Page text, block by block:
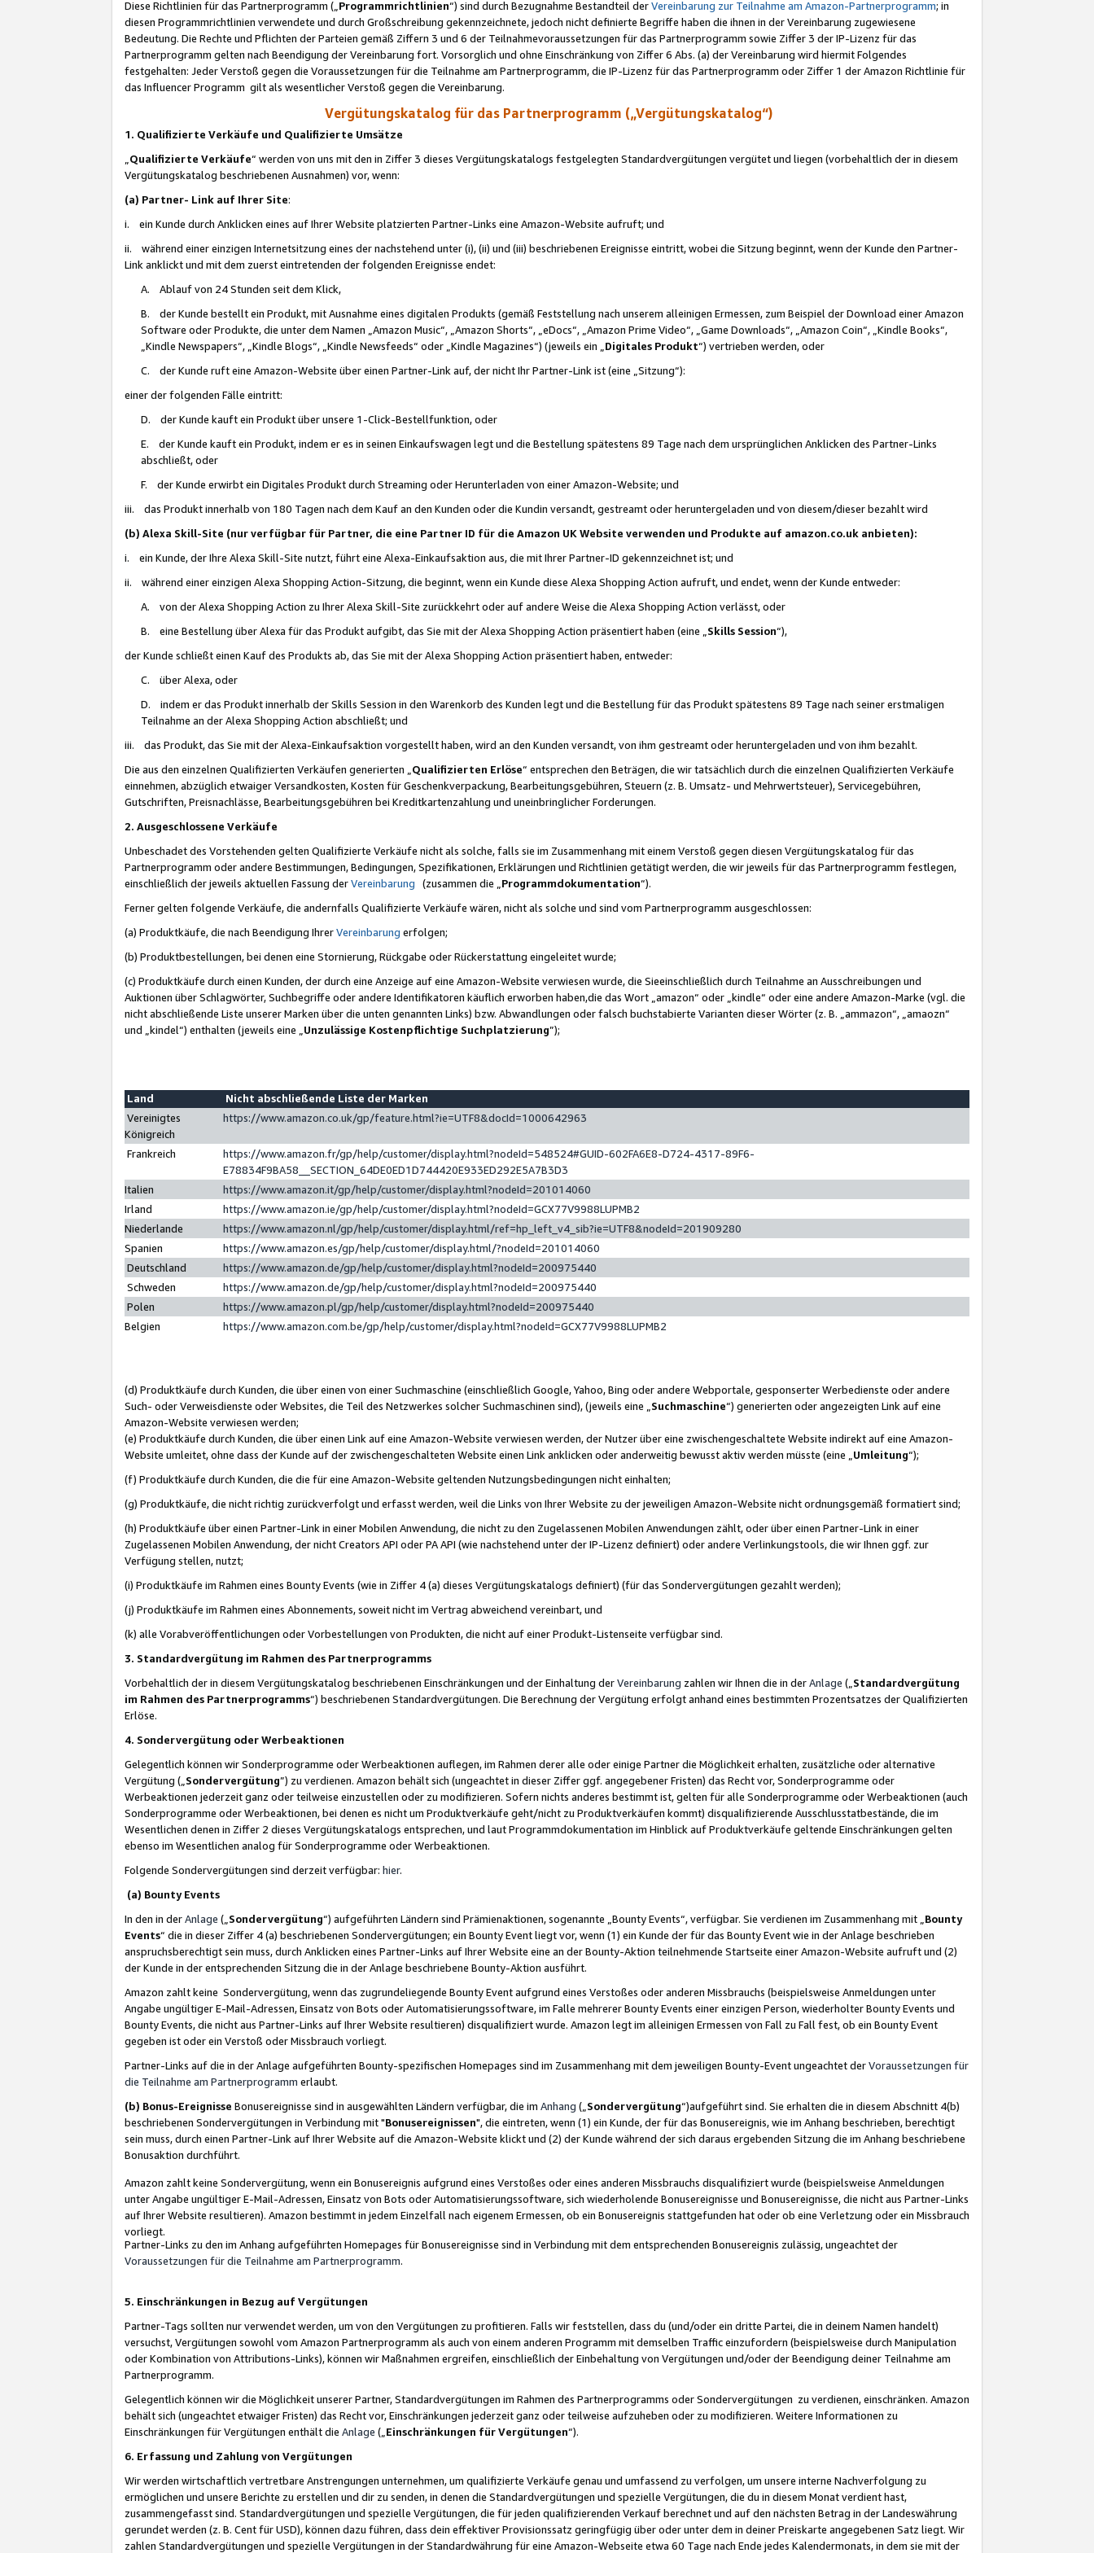
Diese Richtlinien für das Partnerprogramm („Programmrichtlinien“) sind durch Bezugnahme Bestandteil derVereinbarung zur Teilnahme am Amazon-Partnerprogramm; in
diesen Programmrichtlinien verwendete und durch Großschreibung gekennzeichnete, jedoch nicht definierte Begriffe haben die ihnen in der Vereinbarung zugewiesene
Bedeutung. Die Rechte und Pflichten der Parteien gemäß Ziffern 3 und 6 der Teilnahmevoraussetzungen für das Partnerprogramm sowie Ziffer 3 der IP-Lizenz für das
Partnerprogramm gelten nach Beendigung der Vereinbarung fort. Vorsorglich und ohne Einschränkung von Ziffer 6 Abs. (a) der Vereinbarung wird hiermit Folgendes
festgehalten: Jeder Verstoß gegen die Voraussetzungen für die Teilnahme am Partnerprogramm, die IP-Lizenz für das Partnerprogramm oder Ziffer 1 der Amazon Richtlinie für
das Influencer Programm gilt als wesentlicher Verstoß gegen die Vereinbarung.
Vergütungskatalog für das Partnerprogramm („Vergütungskatalog“)
1. Qualifizierte Verkäufe und Qualifizierte Umsätze
Qualifizierte Verkäufe“ werden von uns mit den in Ziffer 3 dieses Vergütungskatalogs festgelegten Standardvergütungen vergütet und liegen (vorbehaltlich der in diesem
Vergütungskatalog beschriebenen Ausnahmen) vor, wenn:
(a) Partner- Link auf Ihrer Site:
i. ein Kunde durch Anklicken eines auf Ihrer Website platzierten Partner-Links eine Amazon-Website aufruft; und
ii. während einer einzigen Internetsitzung eines der nachstehend unter (i), (ii) und (iii) beschriebenen Ereignisse eintritt, wobei die Sitzung beginnt, wenn der Kunde den Partner-
Link anklickt und mit dem zuerst eintretenden der folgenden Ereignisse endet:
A. Ablauf von 24 Stunden seit dem Klick,
B. der Kunde bestellt ein Produkt, mit Ausnahme eines digitalen Produkts (gemäß Feststellung nach unserem alleinigen Ermessen, zum Beispiel der Download einer Amazon
Software oder Produkte, die unter dem Namen „Amazon Music“, „Amazon Shorts“, „eDocs“, „Amazon Prime Video“, „Game Downloads“, „Amazon Coin“, „Kindle Books“,
„Kindle Newspapers“, „Kindle Blogs“, „Kindle Newsfeeds“ oder „Kindle Magazines“) (jeweils ein „ Digitales Produkt“) vertrieben werden, oder
C. der Kunde ruft eine Amazon-Website über einen Partner-Link auf, der nicht Ihr Partner-Link ist (eine „Sitzung“):
einer der folgenden Fälle eintritt:
D. der Kunde kauft ein Produkt über unsere 1-Click-Bestellfunktion, oder
E. der Kunde kauft ein Produkt, indem er es in seinen Einkaufswagen legt und die Bestellung spätestens 89 Tage nach dem ursprünglichen Anklicken des Partner-Links
abschließt, oder
F. der Kunde erwirbt ein Digitales Produkt durch Streaming oder Herunterladen von einer Amazon-Website; und
iii. das Produkt innerhalb von 180 Tagen nach dem Kauf an den Kunden oder die Kundin versandt, gestreamt oder heruntergeladen und von diesem/dieser bezahlt wird
(b) Alexa Skill-Site (nur verfügbar für Partner, die eine Partner ID für die Amazon UK Website verwenden und Produkte auf amazon.co.uk anbieten):
i. ein Kunde, der Ihre Alexa Skill-Site nutzt, führt eine Alexa-Einkaufsaktion aus, die mit Ihrer Partner-ID gekennzeichnet ist; und
ii. während einer einzigen Alexa Shopping Action-Sitzung, die beginnt, wenn ein Kunde diese Alexa Shopping Action aufruft, und endet, wenn der Kunde entweder:
A. von der Alexa Shopping Action zu Ihrer Alexa Skill-Site zurückkehrt oder auf andere Weise die Alexa Shopping Action verlässt, oder
B. eine Bestellung über Alexa für das Produkt aufgibt, das Sie mit der Alexa Shopping Action präsentiert haben (eine „ Skills Session“),
der Kunde schließt einen Kauf des Produkts ab, das Sie mit der Alexa Shopping Action präsentiert haben, entweder:
C. über Alexa, oder
D. indem er das Produkt innerhalb der Skills Session in den Warenkorb des Kunden legt und die Bestellung für das Produkt spätestens 89 Tage nach seiner erstmaligen
Teilnahme an der Alexa Shopping Action abschließt; und
iii. das Produkt, das Sie mit der Alexa-Einkaufsaktion vorgestellt haben, wird an den Kunden versandt, von ihm gestreamt oder heruntergeladen und von ihm bezahlt.
Die aus den einzelnen Qualifizierten Verkäufen generierten „ Qualifizierten Erlöse“ entsprechen den Beträgen, die wir tatsächlich durch die einzelnen Qualifizierten Verkäufe
einnehmen, abzüglich etwaiger Versandkosten, Kosten für Geschenkverpackung, Bearbeitungsgebühren, Steuern (z. B. Umsatz- und Mehrwertsteuer), Servicegebühren,
Gutschriften, Preisnachlässe, Bearbeitungsgebühren bei Kreditkartenzahlung und uneinbringlicher Forderungen.
2. Ausgeschlossene Verkäufe
Unbeschadet des Vorstehenden gelten Qualifizierte Verkäufe nicht als solche, falls sie im Zusammenhang mit einem Verstoß gegen diesen Vergütungskatalog für das
Partnerprogramm oder andere Bestimmungen, Bedingungen, Spezifikationen, Erklärungen und Richtlinien getätigt werden, die wir jeweils für das Partnerprogramm festlegen,
einschließlich der jeweils aktuellen Fassung derVereinbarung (zusammen die „ Programmdokumentation“).
Ferner gelten folgende Verkäufe, die andernfalls Qualifizierte Verkäufe wären, nicht als solche und sind vom Partnerprogramm ausgeschlossen:
(a) Produktkäufe, die nach Beendigung IhrerVereinbarung erfolgen;
(b) Produktbestellungen, bei denen eine Stornierung, Rückgabe oder Rückerstattung eingeleitet wurde;
(c) Produktkäufe durch einen Kunden, der durch eine Anzeige auf eine Amazon-Website verwiesen wurde, die Sieeinschließlich durch Teilnahme an Ausschreibungen und
Auktionen über Schlagwörter, Suchbegriffe oder andere Identifikatoren käuflich erworben haben,die das Wort „amazon“ oder „kindle“ oder eine andere Amazon-Marke (vgl. die
nicht abschließende Liste unserer Marken über die unten genannten Links) bzw. Abwandlungen oder falsch buchstabierte Varianten dieser Wörter (z. B. „ammazon“, „amaozn“
und „kindel“) enthalten (jeweils eine „ Unzulässige Kostenpflichtige Suchplatzierung”);
Land
Nicht abschließende Liste der Marken
Vereinigtes
Königreich
https://www.amazon.co.uk/gp/feature.html?ie=UTF8&docId=1000642963
Frankreich
https://www.amazon.fr/gp/help/customer/display.html?nodeId=548524#GUID-602FA6E8-D724-4317-89F6-
E78834F9BA58__SECTION_64DE0ED1D744420E933ED292E5A7B3D3
Italien
https://www.amazon.it/gp/help/customer/display.html?nodeId=201014060
Irland
https://www.amazon.ie/gp/help/customer/display.html?nodeId=GCX77V9988LUPMB2
Niederlande
https://www.amazon.nl/gp/help/customer/display.html/ref=hp_left_v4_sib?ie=UTF8&nodeId=201909280
Spanien
https://www.amazon.es/gp/help/customer/display.html/?nodeId=201014060
Deutschland
https://www.amazon.de/gp/help/customer/display.html?nodeId=200975440
Schweden
https://www.amazon.de/gp/help/customer/display.html?nodeId=200975440
Polen
https://www.amazon.pl/gp/help/customer/display.html?nodeId=200975440
Belgien
https://www.amazon.com.be/gp/help/customer/display.html?nodeId=GCX77V9988LUPMB2
(d) Produktkäufe durch Kunden, die über einen von einer Suchmaschine (einschließlich Google, Yahoo, Bing oder andere Webportale, gesponserter Werbedienste oder andere
Such- oder Verweisdienste oder Websites, die Teil des Netzwerkes solcher Suchmaschinen sind), (jeweils eine „ Suchmaschine“) generierten oder angezeigten Link auf eine
Amazon-Website verwiesen werden;
(e) Produktkäufe durch Kunden, die über einen Link auf eine Amazon-Website verwiesen werden, der Nutzer über eine zwischengeschaltete Website indirekt auf eine Amazon-
Website umleitet, ohne dass der Kunde auf der zwischengeschalteten Website einen Link anklicken oder anderweitig bewusst aktiv werden müsste (eine „ Umleitung“);
(f) Produktkäufe durch Kunden, die die für eine Amazon-Website geltenden Nutzungsbedingungen nicht einhalten;
(g) Produktkäufe, die nicht richtig zurückverfolgt und erfasst werden, weil die Links von Ihrer Website zu der jeweiligen Amazon-Website nicht ordnungsgemäß formatiert sind;
(h) Produktkäufe über einen Partner-Link in einer Mobilen Anwendung, die nicht zu den Zugelassenen Mobilen Anwendungen zählt, oder über einen Partner-Link in einer
Zugelassenen Mobilen Anwendung, der nicht Creators API oder PA API (wie nachstehend unter der IP-Lizenz definiert) oder andere Verlinkungstools, die wir Ihnen ggf. zur
Verfügung stellen, nutzt;
(i) Produktkäufe im Rahmen eines Bounty Events (wie in Ziffer 4 (a) dieses Vergütungskatalogs definiert) (für das Sondervergütungen gezahlt werden);
(j) Produktkäufe im Rahmen eines Abonnements, soweit nicht im Vertrag abweichend vereinbart, und
(k) alle Vorabveröffentlichungen oder Vorbestellungen von Produkten, die nicht auf einer Produkt-Listenseite verfügbar sind.
3. Standardvergütung im Rahmen des Partnerprogramms
Vorbehaltlich der in diesem Vergütungskatalog beschriebenen Einschränkungen und der Einhaltung derVereinbarung zahlen wir Ihnen die in derAnlage („ Standardvergütung
im Rahmen des Partnerprogramms“) beschriebenen Standardvergütungen. Die Berechnung der Vergütung erfolgt anhand eines bestimmten Prozentsatzes der Qualifizierten
Erlöse.
4. Sondervergütung oder Werbeaktionen
Gelegentlich können wir Sonderprogramme oder Werbeaktionen auflegen, im Rahmen derer alle oder einige Partner die Möglichkeit erhalten, zusätzliche oder alternative
Vergütung („ Sondervergütung”) zu verdienen. Amazon behält sich (ungeachtet in dieser Ziffer ggf. angegebener Fristen) das Recht vor, Sonderprogramme oder
Werbeaktionen jederzeit ganz oder teilweise einzustellen oder zu modifizieren. Sofern nichts anderes bestimmt ist, gelten für alle Sonderprogramme oder Werbeaktionen (auch
Sonderprogramme oder Werbeaktionen, bei denen es nicht um Produktverkäufe geht/nicht zu Produktverkäufen kommt) disqualifizierende Ausschlusstatbestände, die im
Wesentlichen denen in Ziffer 2 dieses Vergütungskatalogs entsprechen, und laut Programmdokumentation im Hinblick auf Produktverkäufe geltende Einschränkungen gelten
ebenso im Wesentlichen analog für Sonderprogramme oder Werbeaktionen.
Folgende Sondervergütungen sind derzeit verfügbar: hier.
(a) Bounty Events
In den in derAnlage („ Sondervergütung“) aufgeführten Ländern sind Prämienaktionen, sogenannte „Bounty Events“, verfügbar. Sie verdienen im Zusammenhang mit „ Bounty
Events“ die in dieser Ziffer 4 (a) beschriebenen Sondervergütungen; ein Bounty Event liegt vor, wenn (1) ein Kunde der für das Bounty Event wie in der Anlage beschrieben
anspruchsberechtigt sein muss, durch Anklicken eines Partner-Links auf Ihrer Website eine an der Bounty-Aktion teilnehmende Startseite einer Amazon-Website aufruft und (2)
der Kunde in der entsprechenden Sitzung die in der Anlage beschriebene Bounty-Aktion ausführt.
Amazon zahlt keine Sondervergütung, wenn das zugrundeliegende Bounty Event aufgrund eines Verstoßes oder anderen Missbrauchs (beispielsweise Anmeldungen unter
Angabe ungültiger E-Mail-Adressen, Einsatz von Bots oder Automatisierungssoftware, im Falle mehrerer Bounty Events einer einzigen Person, wiederholter Bounty Events und
Bounty Events, die nicht aus Partner-Links auf Ihrer Website resultieren) disqualifiziert wurde. Amazon legt im alleinigen Ermessen von Fall zu Fall fest, ob ein Bounty Event
gegeben ist oder ein Verstoß oder Missbrauch vorliegt.
Partner-Links auf die in der Anlage aufgeführten Bounty-spezifischen Homepages sind im Zusammenhang mit dem jeweiligen Bounty-Event ungeachtet derVoraussetzungen für
die Teilnahme am Partnerprogramm erlaubt.
(b) Bonus-Ereignisse Bonusereignisse sind in ausgewählten Ländern verfügbar, die im Anhang („ Sondervergütung“)aufgeführt sind. Sie erhalten die in diesem Abschnitt 4(b)
beschriebenen Sondervergütungen in Verbindung mit "Bonusereignissen", die eintreten, wenn (1) ein Kunde, der für das Bonusereignis, wie im Anhang beschrieben, berechtigt
sein muss, durch einen Partner-Link auf Ihrer Website auf die Amazon-Website klickt und (2) der Kunde während der sich daraus ergebenden Sitzung die im Anhang beschriebene
Bonusaktion durchführt.
Amazon zahlt keine Sondervergütung, wenn ein Bonusereignis aufgrund eines Verstoßes oder eines anderen Missbrauchs disqualifiziert wurde (beispielsweise Anmeldungen
unter Angabe ungültiger E-Mail-Adressen, Einsatz von Bots oder Automatisierungssoftware, sich wiederholende Bonusereignisse und Bonusereignisse, die nicht aus Partner-Links
auf Ihrer Website resultieren). Amazon bestimmt in jedem Einzelfall nach eigenem Ermessen, ob ein Bonusereignis stattgefunden hat oder ob eine Verletzung oder ein Missbrauch
vorliegt.
Partner-Links zu den im Anhang aufgeführten Homepages für Bonusereignisse sind in Verbindung mit dem entsprechenden Bonusereignis zulässig, ungeachtet der
Voraussetzungen für die Teilnahme am Partnerprogramm.
5. Einschränkungen in Bezug auf Vergütungen
Partner-Tags sollten nur verwendet werden, um von den Vergütungen zu profitieren. Falls wir feststellen, dass du (und/oder ein dritte Partei, die in deinem Namen handelt)
versuchst, Vergütungen sowohl vom Amazon Partnerprogramm als auch von einem anderen Programm mit demselben Traffic einzufordern (beispielsweise durch Manipulation
oder Kombination von Attributions-Links), können wir Maßnahmen ergreifen, einschließlich der Einbehaltung von Vergütungen und/oder der Beendigung deiner Teilnahme am
Partnerprogramm.
Gelegentlich können wir die Möglichkeit unserer Partner, Standardvergütungen im Rahmen des Partnerprogramms oder Sondervergütungen zu verdienen, einschränken. Amazon
behält sich (ungeachtet etwaiger Fristen) das Recht vor, Einschränkungen jederzeit ganz oder teilweise aufzuheben oder zu modifizieren. Weitere Informationen zu
Einschränkungen für Vergütungen enthält die Anlage („ Einschränkungen für Vergütungen“).
6. Erfassung und Zahlung von Vergütungen
Wir werden wirtschaftlich vertretbare Anstrengungen unternehmen, um qualifizierte Verkäufe genau und umfassend zu verfolgen, um unsere interne Nachverfolgung zu
ermöglichen und unsere Berichte zu erstellen und dir zu senden, in denen die Standardvergütungen und spezielle Vergütungen, die du in diesem Monat verdient hast,
zusammengefasst sind. Standardvergütungen und spezielle Vergütungen, die für jeden qualifizierenden Verkauf berechnet und auf den nächsten Betrag in der Landeswährung
gerundet werden (z. B. Cent für USD), können dazu führen, dass dein effektiver Provisionssatz geringfügig über oder unter dem in deiner Preiskarte angegebenen Satz liegt. Wir
zahlen Standardvergütungen und spezielle Vergütungen in der Standardwährung für eine Amazon-Webseite etwa 60 Tage nach Ende jedes Kalendermonats, in dem sie mit der